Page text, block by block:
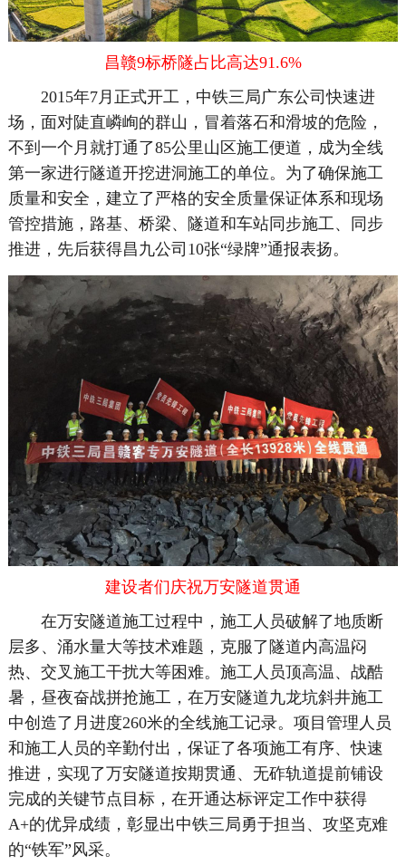
昌赣9标桥隧占比高达91.6%
2015年7月正式开工，中铁三局广东公司快速进
场，面对陡直嶙峋的群山，冒着落石和滑坡的危险，
不到一个月就打通了85公里山区施工便道，成为全线
第一家进行隧道开挖进洞施工的单位。为了确保施工
质量和安全，建立了严格的安全质量保证体系和现场
管控措施，路基、桥梁、隧道和车站同步施工、同步
推进，先后获得昌九公司10张“绿牌”通报表扬。
建设者们庆祝万安隧道贯通
在万安隧道施工过程中，施工人员破解了地质断
层多、涌水量大等技术难题，克服了隧道内高温闷
热、交叉施工干扰大等困难。施工人员顶高温、战酷
暑，昼夜奋战拼抢施工，在万安隧道九龙坑斜井施工
中创造了月进度260米的全线施工记录。项目管理人员
和施工人员的辛勤付出，保证了各项施工有序、快速
推进，实现了万安隧道按期贯通、无砟轨道提前铺设
完成的关键节点目标，在开通达标评定工作中获得
A+的优异成绩，彰显出中铁三局勇于担当、攻坚克难
的“铁军”风采。